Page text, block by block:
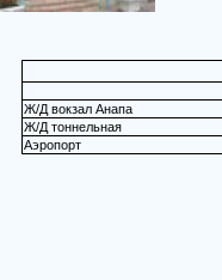
Ж/Д вокзал Анапа
Ж/Д тоннельная
Аэропорт